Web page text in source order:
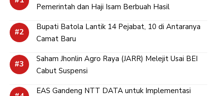
Pemerintah dan Haji Isam Berbuah Hasil
Bupati Batola Lantik 14 Pejabat, 10 di Antaranya
Camat Baru
Saham Jhonlin Agro Raya (JARR) Melejit Usai BEI
Cabut Suspensi
EAS Gandeng NTT DATA untuk Implementasi